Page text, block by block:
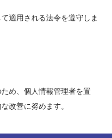
適用される法令を遵守しま
め、個人情報管理者を置
改善に努めます。